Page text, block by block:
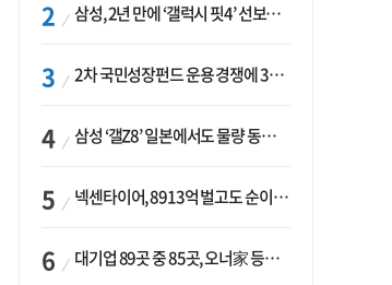
삼성, 2년 만에 ‘갤럭시 핏4’ 선보이나…웨어러블 생태계 확장 ‘시동’
2차 국민성장펀드 운용 경쟁에 33개사 몰렸다…신한·하나 등 새 얼굴 대거 합류
삼성 ‘갤Z8’ 일본에서도 물량 동났다…애플 참전 앞두고 선두 수성 ‘시험대’
넥센타이어, 8913억 벌고도 순이익 2억…유럽 세부담에 이익 증발
대기업 89곳 중 85곳, 오너家 등기임원 겸직…BS 46곳·SM 45곳 ‘족벌경영’ 고착화